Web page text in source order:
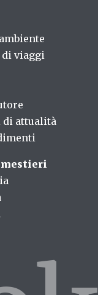
di viaggi
di attualità
mestieri